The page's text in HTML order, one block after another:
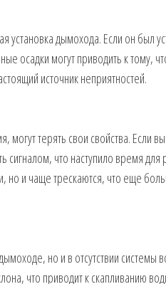
установка дымохода. Если он был
осадки могут приводить к тому,
источник неприятностей.
терять свои свойства. Если
что наступило время для
и чаще трескаются, что еще
но и в отсутствии системы
что приводит к скапливанию